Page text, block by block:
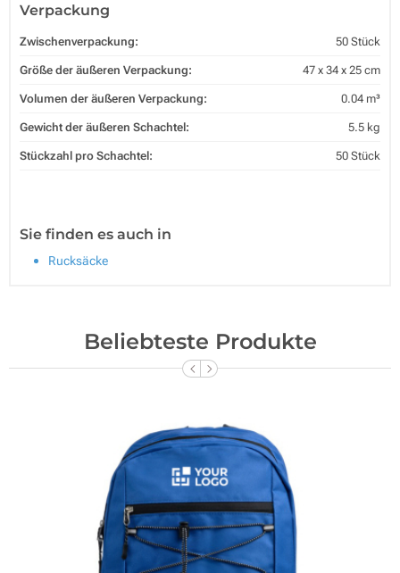
Verpackung
Zwischenverpackung: 50 Stück
Größe der äußeren Verpackung: 47 x 34 x 25 cm
Volumen der äußeren Verpackung: 0.04 m³
Gewicht der äußeren Schachtel: 5.5 kg
Stückzahl pro Schachtel: 50 Stück
Sie finden es auch in
Rucksäcke
Beliebteste Produkte